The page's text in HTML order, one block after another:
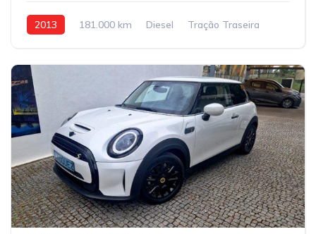
2013 181.000 km Diesel Tração Traseira